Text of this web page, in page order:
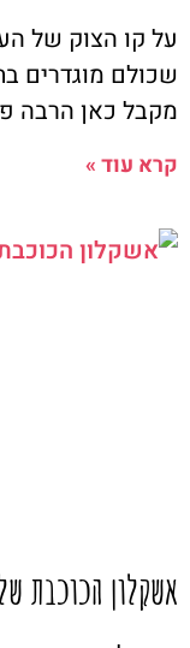
על קו הצוק של
שכולם מוגדרים
מקבל כאן הרבה
קרא עוד »
אשקלון הכוכבת